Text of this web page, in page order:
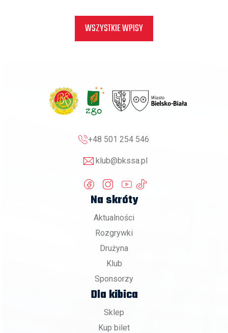
WSZYSTKIE WPISY
+48 501 254 546
klub@bkssa.pl
Na skróty
Aktualności
Rozgrywki
Drużyna
Klub
Sponsorzy
Dla kibica
Sklep
Kup bilet